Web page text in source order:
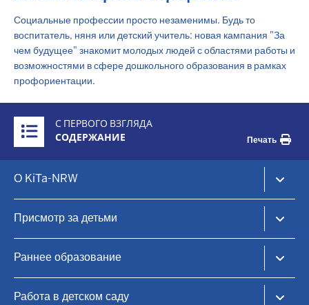
Социальные профессии просто незаменимы. Будь то
воспитатель, няня или детский учитель: новая кампания "За
чем будущее" знакомит молодых людей с областями работы и
возможностями в сфере дошкольного образования в рамках
профориентации.
r
С ПЕРВОГО ВЗГЛЯДА
СОДЕРЖАНИЕ
Печать
o
o
t
e
r
m
О KiTa-NRW
Уход за детьми в дневное время и раннее образование
Присмотр за детьми
Найдите место для ухода за ребенком
Семейные центры
Раннее образование
Работа в детском саду